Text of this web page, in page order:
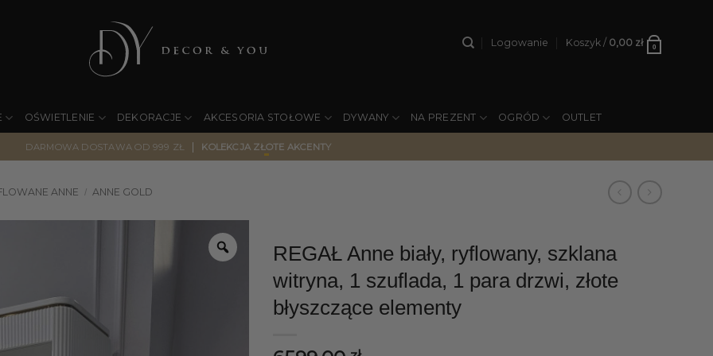
Logowanie Koszyk / 0,00 zł 0
OŚWIETLENIE DEKORACJE AKCESORIA STOŁOWE DYWANY NA PREZENT OGRÓD OUTLET
DARMOWA DOSTAWA OD 999 ZŁ | KOLEKCJA ZŁOTE AKCENTY
ANNE / ANNE GOLD
REGAŁ Anne biały, ryflowany, szklana
witryna, 1 szuflada, 1 para drzwi, złote
błyszczące elementy